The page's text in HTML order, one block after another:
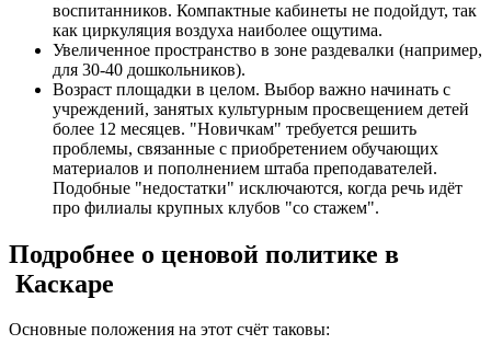
воспитанников. Компактные кабинеты не подойдут, так
как циркуляция воздуха наиболее ощутима.
Увеличенное пространство в зоне раздевалки (например,
для 30-40 дошкольников).
Возраст площадки в целом. Выбор важно начинать с
учреждений, занятых культурным просвещением детей
более 12 месяцев. "Новичкам" требуется решить
проблемы, связанные с приобретением обучающих
материалов и пополнением штаба преподавателей.
Подобные "недостатки" исключаются, когда речь идёт
про филиалы крупных клубов "со стажем".
Подробнее о ценовой политике в
Каскаре
Основные положения на этот счёт таковы: